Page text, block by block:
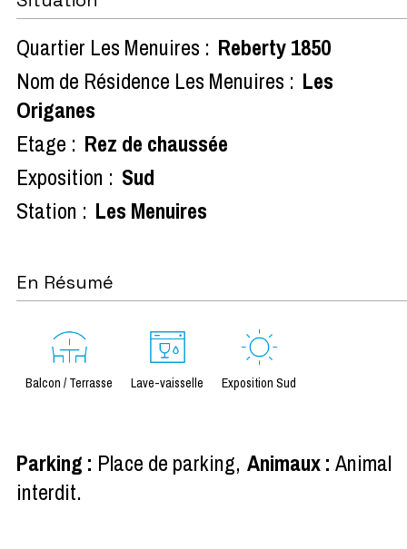
Quartier Les Menuires : Reberty 1850
Nom de Résidence Les Menuires : Les
Origanes
Etage : Rez de chaussée
Exposition : Sud
Station : Les Menuires
En Résumé
Balcon / Terrasse Lave-vaisselle Exposition Sud
Parking : Place de parking Animaux: Animal
interdit